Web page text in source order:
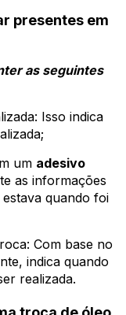
presentes em
as seguintes
Isso indica
um adesivo
as informações
quando foi
Com base no
indica quando
realizada.